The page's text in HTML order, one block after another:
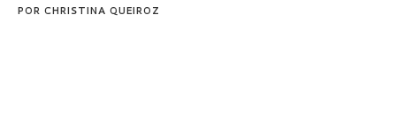
POR CHRISTINA QUEIROZ